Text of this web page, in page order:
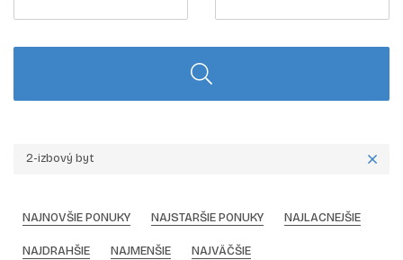
2-izbový byt
NAJNOVŠIE PONUKY NAJSTARŠIE PONUKY NAJLACNEJŠIE
NAJDRAHŠIE NAJMENŠIE NAJVÄČŠIE